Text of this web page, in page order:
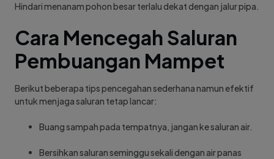
Hindari menanam pohon besar terlalu dekat dengan jalur pipa.
Cara Mencegah Saluran
Pembuangan Mampet
Berikut beberapa tips pencegahan sederhana namun efektif
untuk menjaga saluran tetap lancar:
Buang sampah pada tempatnya, jangan ke saluran air.
Bersihkan saluran seminggu sekali dengan air panas